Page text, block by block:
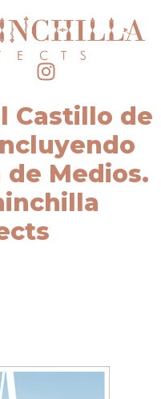
Castillo de
Medios.